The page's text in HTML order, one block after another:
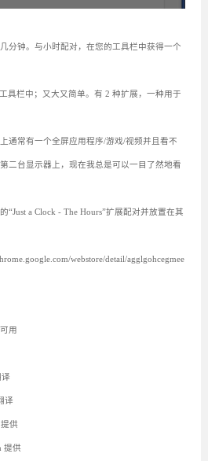
分钟。与小时配对，在您的工具栏中获得一个
具栏中；又大又简单。有 2 种扩展，一种用于
通常有一个全屏应用程序/游戏/视频并且看不
二台显示器上，现在我总是可以一目了然地看
“Just a Clock - The Hours”扩展配对并放置在其
webstore/detail/agglgohcegmee
用
译
供
提供